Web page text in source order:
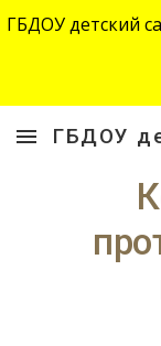
Skip to main